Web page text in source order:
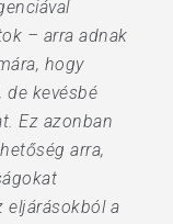
– arra adnak
hogy
de kevésbé
Ez azonban
arra,
eljárásokból a